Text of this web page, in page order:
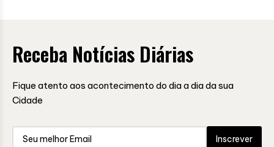
Receba Notícias Diárias
Fique atento aos acontecimento do dia a dia da sua
Cidade
Inscrever